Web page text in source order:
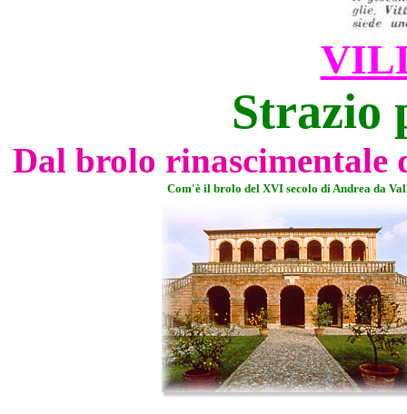
Strazio
Dal brolo rinascimentale
Com'è il brolo del XVI secolo di Andrea da